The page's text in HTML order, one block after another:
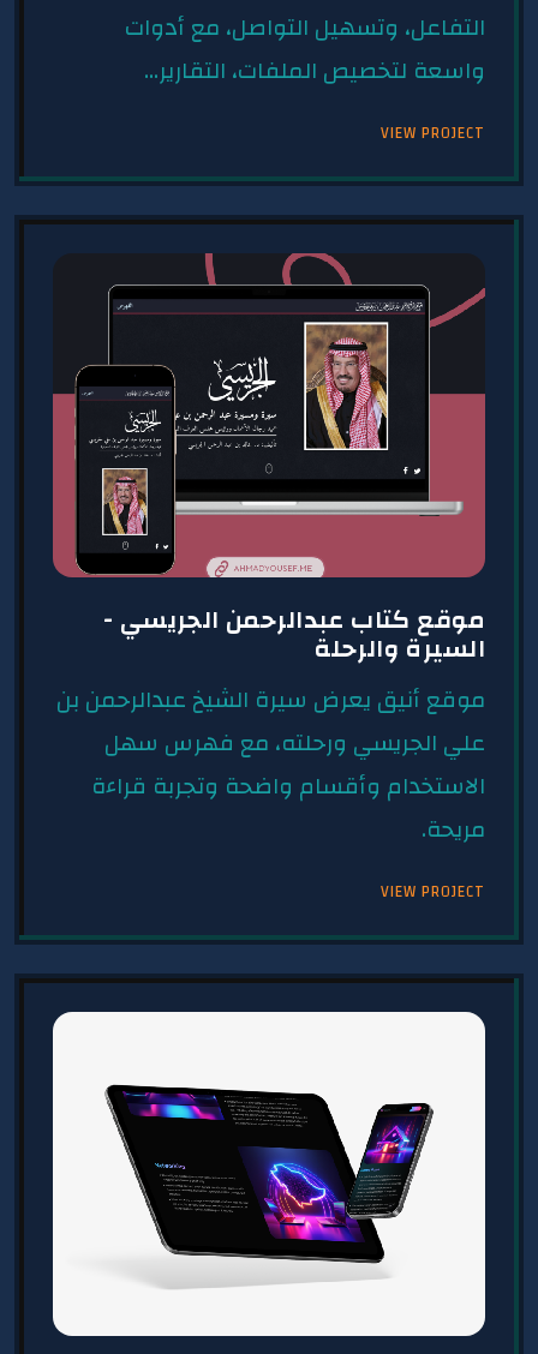
التفاعل، وتسهيل التواصل، مع أدوات
واسعة لتخصيص الملفات، التقارير...
VIEW PROJECT
موقع كتاب عبدالرحمن الجريسي -
السيرة والرحلة
موقع أنيق يعرض سيرة الشيخ عبدالرحمن بن
علي الجريسي ورحلته، مع فهرس سهل
الاستخدام وأقسام واضحة وتجربة قراءة
مريحة.
VIEW PROJECT